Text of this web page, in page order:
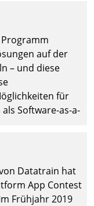
auf der
– und diese
für
Software-as-a-
Datatrain hat
App Contest
Frühjahr 2019